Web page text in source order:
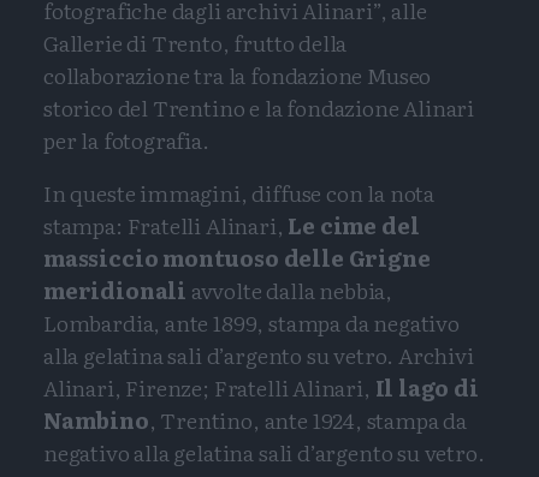
fotografiche dagli archivi Alinari”, alle
Gallerie di Trento, frutto della
collaborazione tra la fondazione Museo
storico del Trentino e la fondazione Alinari
per la fotografia.
In queste immagini, diffuse con la nota
stampa: Fratelli Alinari, Le cime del
massiccio montuoso delle Grigne
meridionali avvolte dalla nebbia,
Lombardia, ante 1899, stampa da negativo
alla gelatina sali d’argento su vetro. Archivi
Alinari, Firenze; Fratelli Alinari, Il lago di
Nambino, Trentino, ante 1924, stampa da
negativo alla gelatina sali d’argento su vetro.